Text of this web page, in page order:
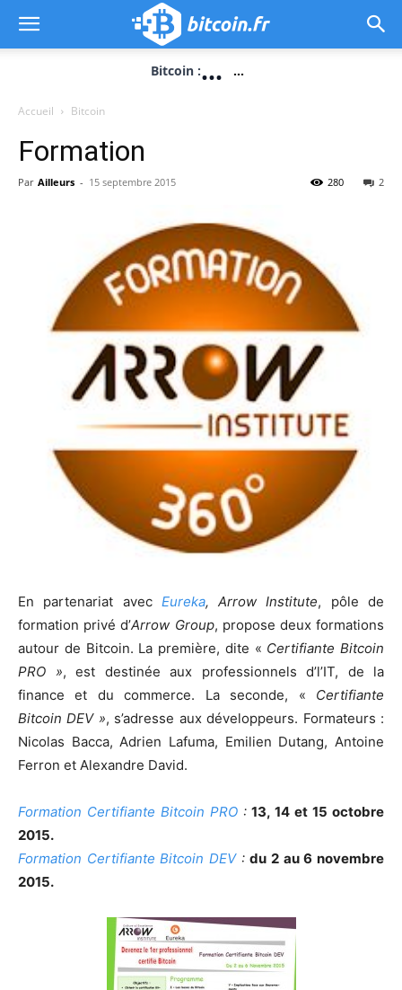
Bitcoin :... ...
Accueil Bitcoin
Formation
Par Ailleurs - 15 septembre 2015 2
280
En partenariat avec Eureka, Arrow Institute, pôle de
formation privé d’Arrow Group, propose deux formations
autour de Bitcoin. La première, dite « Certifiante Bitcoin
PRO », est destinée aux professionnels d’l’IT, de la
finance et du commerce. La seconde, « Certifiante
Bitcoin DEV », s’adresse aux développeurs. Formateurs :
Nicolas Bacca, Adrien Lafuma, Emilien Dutang, Antoine
Ferron et Alexandre David.
Formation Certifiante Bitcoin PRO: 13, 14 et 15 octobre
2015.
Formation Certifiante Bitcoin DEV:du 2 au 6 novembre
2015.